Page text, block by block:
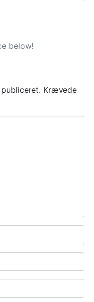
below!
Krævede